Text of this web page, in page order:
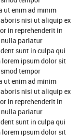
ut enim ad minim
nisi ut aliquip ex
in reprehenderit in
pariatur
sunt in culpa qui
ipsum dolor sit
tempor
ut enim ad minim
nisi ut aliquip ex
in reprehenderit in
pariatur
sunt in culpa qui
ipsum dolor sit